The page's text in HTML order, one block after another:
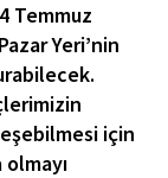
Temmuz
Yeri’nin
için